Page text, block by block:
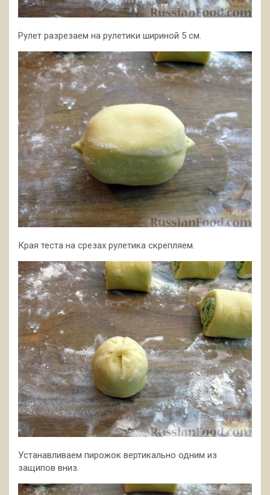
Рулет разрезаем на рулетики шириной 5 см.
Края теста на срезах рулетика скрепляем.
Устанавливаем пирожок вертикально одним из
защипов вниз.